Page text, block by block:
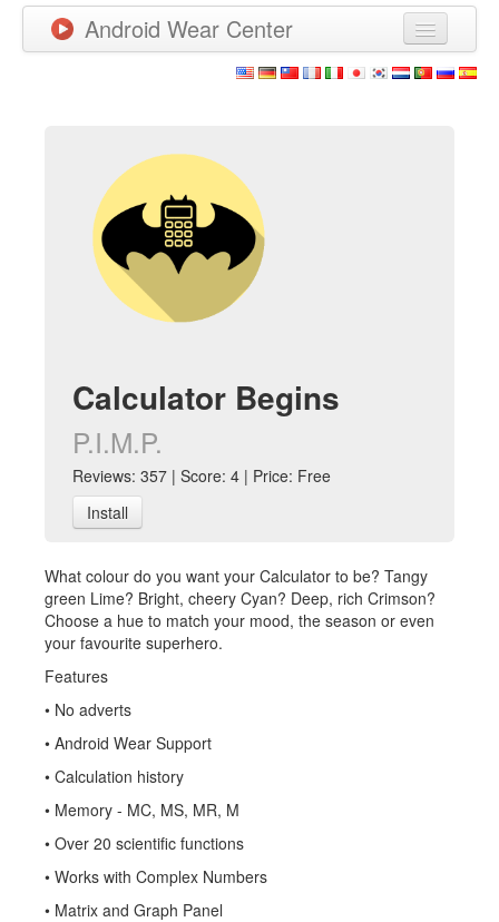
Android Wear Center
New Releases
Watchfaces
Calculator Begins
P.I.M.P.
Reviews: 357 | Score: 4 | Price: Free
Install
What colour do you want your Calculator to be? Tangy
green Lime? Bright, cheery Cyan? Deep, rich Crimson?
Choose a hue to match your mood, the season or even
your favourite superhero.
Features
• No adverts
• Android Wear Support
• Calculation history
• Memory - MC, MS, MR, M
• Over 20 scientific functions
• Works with Complex Numbers
• Matrix and Graph Panel